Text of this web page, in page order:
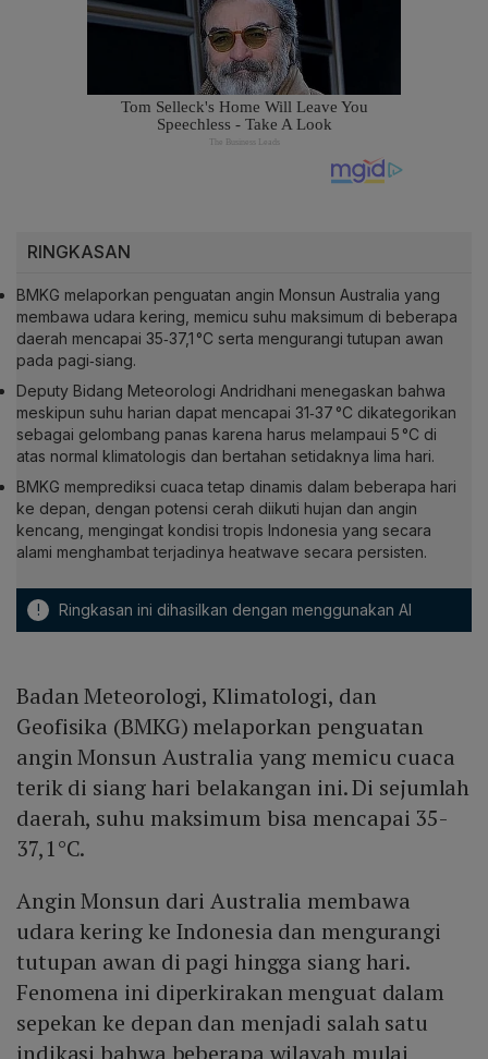
RINGKASAN
BMKG melaporkan penguatan angin Monsun Australia yang
membawa udara kering, memicu suhu maksimum di beberapa
daerah mencapai 35‑37,1 °C serta mengurangi tutupan awan
pada pagi‑siang.
Deputy Bidang Meteorologi Andridhani menegaskan bahwa
meskipun suhu harian dapat mencapai 31‑37 °C dikategorikan
sebagai gelombang panas karena harus melampaui 5 °C di
atas normal klimatologis dan bertahan setidaknya lima hari.
BMKG memprediksi cuaca tetap dinamis dalam beberapa hari
ke depan, dengan potensi cerah diikuti hujan dan angin
kencang, mengingat kondisi tropis Indonesia yang secara
alami menghambat terjadinya heatwave secara persisten.
! Ringkasan ini dihasilkan dengan menggunakan AI
Badan Meteorologi, Klimatologi, dan
Geofisika (BMKG) melaporkan penguatan
angin Monsun Australia yang memicu cuaca
terik di siang hari belakangan ini. Di sejumlah
daerah, suhu maksimum bisa mencapai 35-
37,1°C.
Angin Monsun dari Australia membawa
udara kering ke Indonesia dan mengurangi
tutupan awan di pagi hingga siang hari.
Fenomena ini diperkirakan menguat dalam
sepekan ke depan dan menjadi salah satu
indikasi bahwa beberapa wilayah mulai